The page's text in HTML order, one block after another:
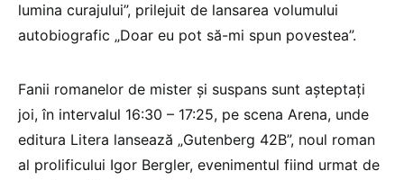
lumina curajului”, prilejuit de lansarea volumului
autobiografic „Doar eu pot să-mi spun povestea”.
Fanii romanelor de mister și suspans sunt așteptați
joi, în intervalul 16:30 – 17:25, pe scena Arena, unde
editura Litera lansează „Gutenberg 42B”, noul roman
al prolificului Igor Bergler, evenimentul fiind urmat de